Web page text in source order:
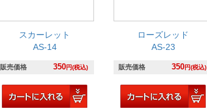
スカーレット
AS-14
販売価格 350円(税込)
ローズレッド
AS-23
販売価格 350円(税込)